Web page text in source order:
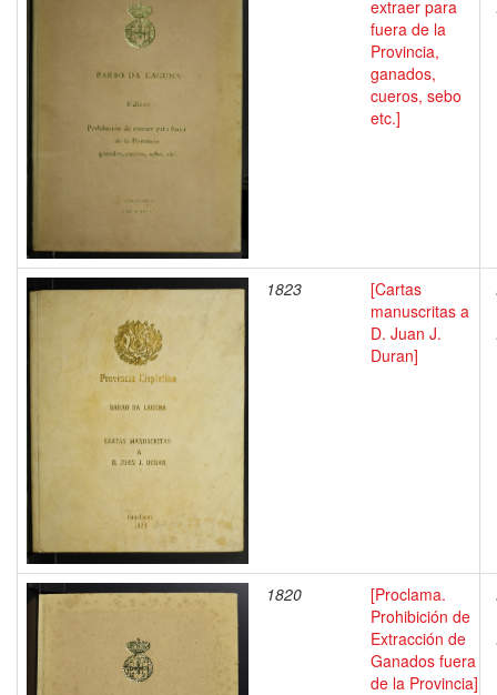
extraer para
fuera de la
Provincia,
ganados,
cueros, sebo
etc.]
1823
[Cartas
manuscritas a
D. Juan J.
Duran]
1820
[Proclama.
Prohibición de
Extracción de
Ganados fuera
de la Provincia]